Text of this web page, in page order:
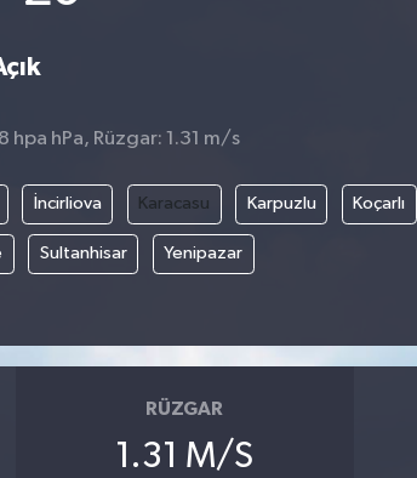
hpa hPa, Rüzgar: 1.31 m/s
İncirliova Karacasu Karpuzlu Koçarlı
Sultanhisar Yenipazar
RÜZGAR
1.31 M/S